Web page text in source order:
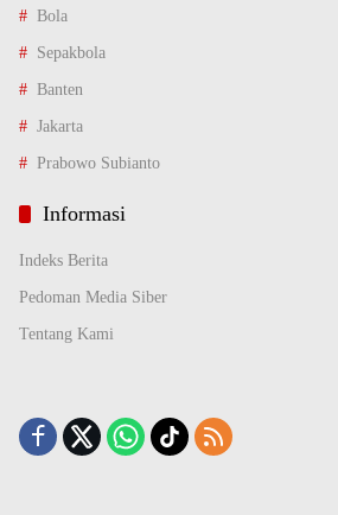
Bola
Sepakbola
Banten
Jakarta
Prabowo Subianto
Informasi
Indeks Berita
Pedoman Media Siber
Tentang Kami